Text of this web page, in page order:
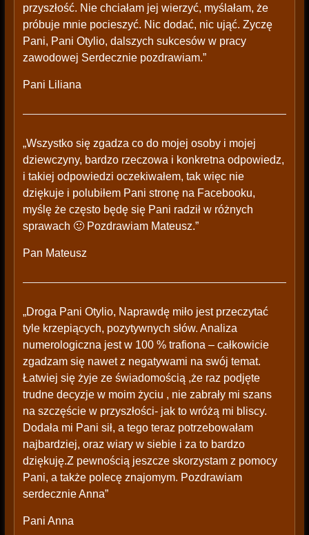
przyszłość. Nie chciałam jej wierzyć, myślałam, że
próbuje mnie pocieszyć. Nic dodać, nic ująć. Zyczę
Pani, Pani Otylio, dalszych sukcesów w pracy
zawodowej Serdecznie pozdrawiam.”
Pani Liliana
„Wszystko się zgadza co do mojej osoby i mojej
dziewczyny, bardzo rzeczowa i konkretna odpowiedz,
i takiej odpowiedzi oczekiwałem, tak więc nie
dziękuje i polubiłem Pani stronę na Facebooku,
myślę że często będę się Pani radził w różnych
sprawach 🙂 Pozdrawiam Mateusz.”
Pan Mateusz
„Droga Pani Otylio, Naprawdę miło jest przeczytać
tyle krzepiących, pozytywnych słów. Analiza
numerologiczna jest w 100 % trafiona – całkowicie
zgadzam się nawet z negatywami na swój temat.
Łatwiej się żyje ze świadomością ,że raz podjęte
trudne decyzje w moim życiu , nie zabrały mi szans
na szczęście w przyszłości- jak to wróżą mi bliscy.
Dodała mi Pani sił, a tego teraz potrzebowałam
najbardziej, oraz wiary w siebie i za to bardzo
dziękuję.Z pewnością jeszcze skorzystam z pomocy
Pani, a także polecę znajomym. Pozdrawiam
serdecznie Anna”
Pani Anna